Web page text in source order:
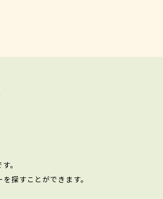
。
探すことができます。